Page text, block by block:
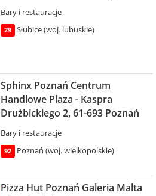
Bary i restauracje
29 Słubice (woj. lubuskie)
Sphinx Poznań Centrum
Handlowe Plaza - Kaspra
Drużbickiego 2, 61-693 Poznań
Bary i restauracje
92 Poznań (woj. wielkopolskie)
Pizza Hut Poznań Galeria Malta